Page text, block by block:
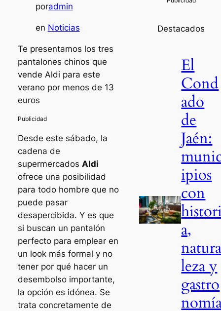
poradmin
en Noticias
Te presentamos los tres
pantalones chinos que
vende Aldi para este
verano por menos de 13
euros
Desde este sábado, la
cadena de
supermercados Aldi
ofrece una posibilidad
para todo hombre que no
puede pasar
desapercibida. Y es que
si buscan un pantalón
perfecto para emplear en
un look más formal y no
tener por qué hacer un
desembolso importante,
la opción es idónea. Se
trata concretamente de
Destacados
El
Cond
ado
de
Jaén:
ipios
con
a,
leza y
gastro